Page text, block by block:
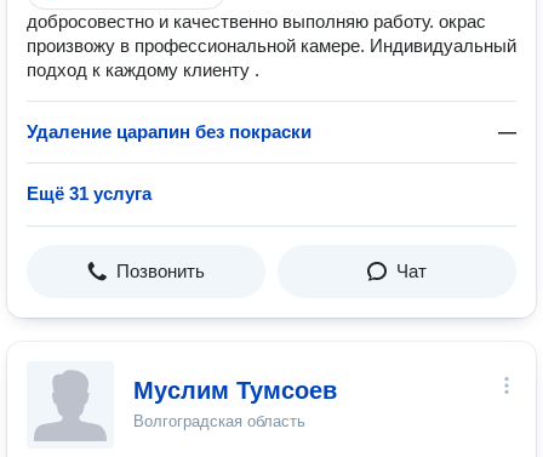
добросовестно и качественно выполняю работу. окрас
произвожу в профессиональной камере. Индивидуальный
подход к каждому клиенту .
Удаление царапин без покраски —
Ещё 31 услуга
Позвонить Чат
Муслим Тумсоев
Волгоградская область